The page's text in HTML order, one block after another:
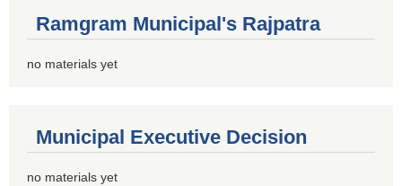
Ramgram Municipal's Rajpatra
no materials yet
Municipal Executive Decision
no materials yet